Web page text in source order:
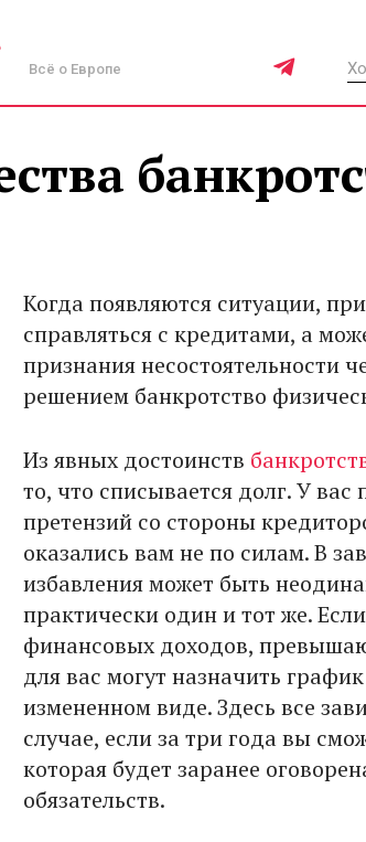
Всё о Европе
Когда появляются ситуации,
справляться с кредитами, а
признания несостоятельности
решением банкротство
Из явных достоинств
то, что списывается долг. У вас
претензий со стороны
оказались вам не по силам. В
избавления может быть
практически один и тот же.
финансовых доходов,
для вас могут назначить
измененном виде. Здесь все
случае, если за три года вы
которая будет заранее
обязательств.